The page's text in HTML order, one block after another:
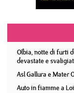
Olbia, notte di furti
devastate e
Asl Gallura e Mater
Auto in fiamme a